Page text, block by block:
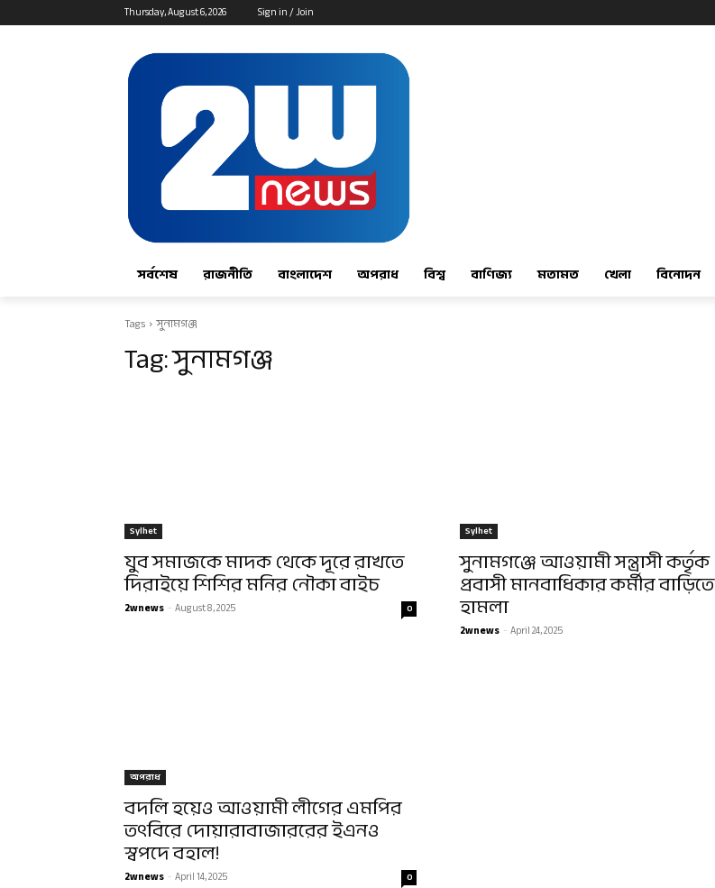
Thursday, August 6, 2026 Sign in / Join
সর্বশেষ রাজনীতি বাংলাদেশ অপরাধ বিশ্ব বাণিজ্য মতামত খেলা বিনোদন
Tags সুনামগঞ্জ
Tag:সুনামগঞ্জ
Sylhet
যুব সমাজকে মাদক থেকে দূরে রাখতে
দিরাইয়ে শিশির মনির নৌকা বাইচ
2wnews -August 8, 2025 0
Sylhet
সুনামগঞ্জে আওয়ামী সন্ত্রাসী কর্তৃক
প্রবাসী মানবাধিকার কর্মীর বাড়িতে
হামলা
2wnews -April 24, 2025
অপরাধ
বদলি হয়েও আওয়ামী লীগের এমপির
তৎবিরে দোয়ারাবাজাররের ইএনও
স্বপদে বহাল!
2wnews -April 14, 2025 0